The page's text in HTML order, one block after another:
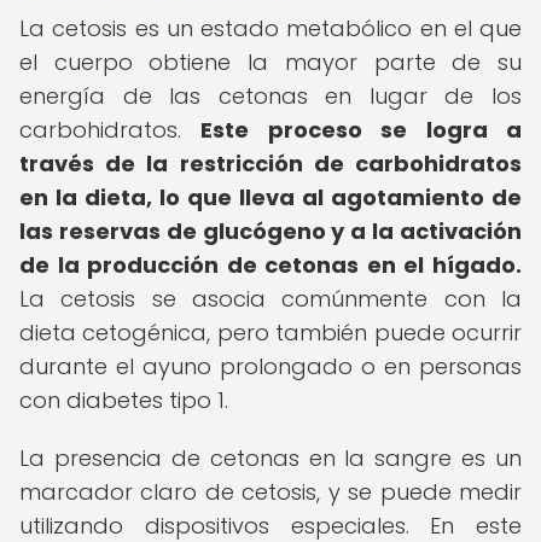
La cetosis es un estado metabólico en el que
el cuerpo obtiene la mayor parte de su
energía de las cetonas en lugar de los
carbohidratos. Este proceso se logra a
través de la restricción de carbohidratos
en la dieta, lo que lleva al agotamiento de
las reservas de glucógeno y a la activación
de la producción de cetonas en el hígado.
La cetosis se asocia comúnmente con la
dieta cetogénica, pero también puede ocurrir
durante el ayuno prolongado o en personas
con diabetes tipo 1.
La presencia de cetonas en la sangre es un
marcador claro de cetosis, y se puede medir
utilizando dispositivos especiales. En este